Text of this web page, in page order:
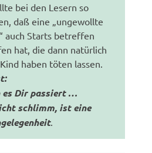
bei den Lesern so
daß eine „ungewollte
auch Starts betreffen
hat, die dann natürlich
haben töten lassen.
es Dir passiert …
schlimm, ist eine
.